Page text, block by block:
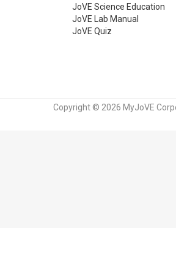
JoVE Science Education
JoVE Lab Manual
JoVE Quiz
Copyright © 2026 MyJoVE